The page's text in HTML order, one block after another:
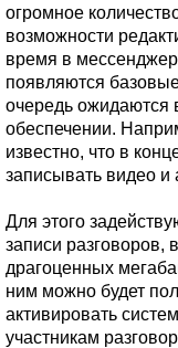
огромное
возможности
время в
появляются
очередь ожидаются
обеспечении.
известно, что в
записывать видео и
Для этого
записи разговоров,
драгоценных
ним можно будет
активировать
участникам